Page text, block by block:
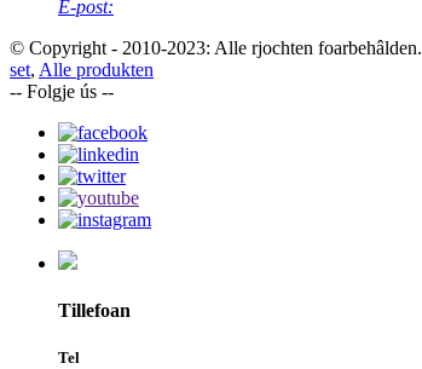
E-post:
© Copyright - 2010-2023: Alle rjochten foarbehâlden.
set, Alle produkten
-- Folgje ús --
Tillefoan
Tel